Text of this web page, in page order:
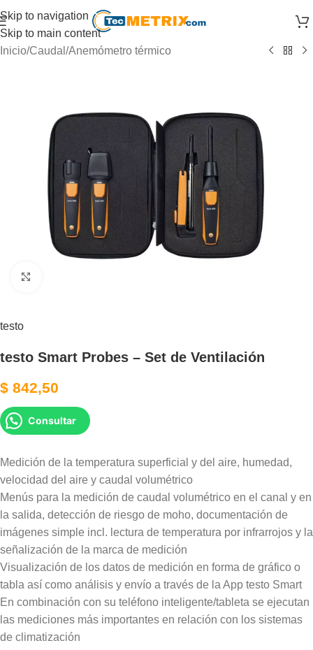
Skip to navigation
Skip to main content
Inicio/Caudal /Anemómetro térmico
testo
testo Smart Probes – Set de Ventilación
$ 842,50
Consultar
Medición de la temperatura superficial y del aire, humedad,
velocidad del aire y caudal volumétrico
Menús para la medición de caudal volumétrico en el canal y en
la salida, detección de riesgo de moho, documentación de
imágenes simple incl. lectura de temperatura por infrarrojos y la
señalización de la marca de medición
Visualización de los datos de medición en forma de gráfico o
tabla así como análisis y envío a través de la App testo Smart
En combinación con su teléfono inteligente/tableta se ejecutan
las mediciones más importantes en relación con los sistemas
de climatización